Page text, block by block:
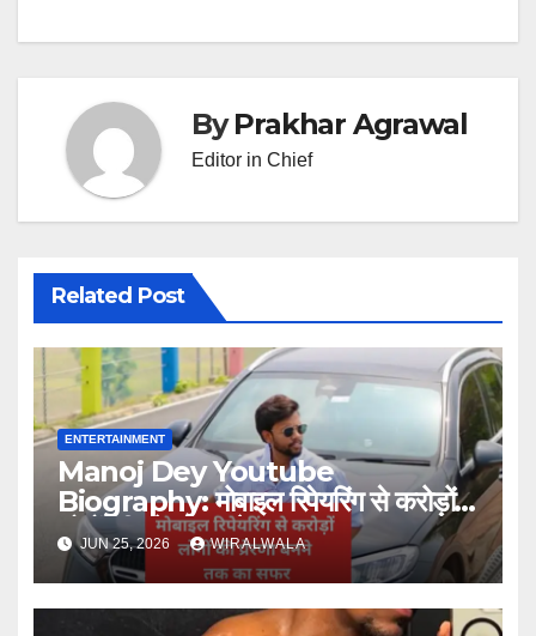
ByPrakhar Agrawal
Editor in Chief
Related Post
ENTERTAINMENT
Manoj Dey Youtube
Biography: मोबाइल रिपेयरिंग से करोड़ों
लोगों की प्रेरणा बनने तक का सफर
JUN 25, 2026 WIRALWALA